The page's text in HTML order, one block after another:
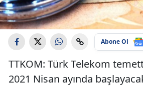
Abone Ol
TTKOM: Türk Telekom
2021 Nisan ayında